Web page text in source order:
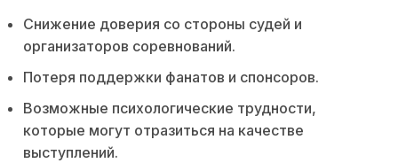
Снижение доверия со стороны судей и
организаторов соревнований.
Потеря поддержки фанатов и спонсоров.
Возможные психологические трудности,
которые могут отразиться на качестве
выступлений.